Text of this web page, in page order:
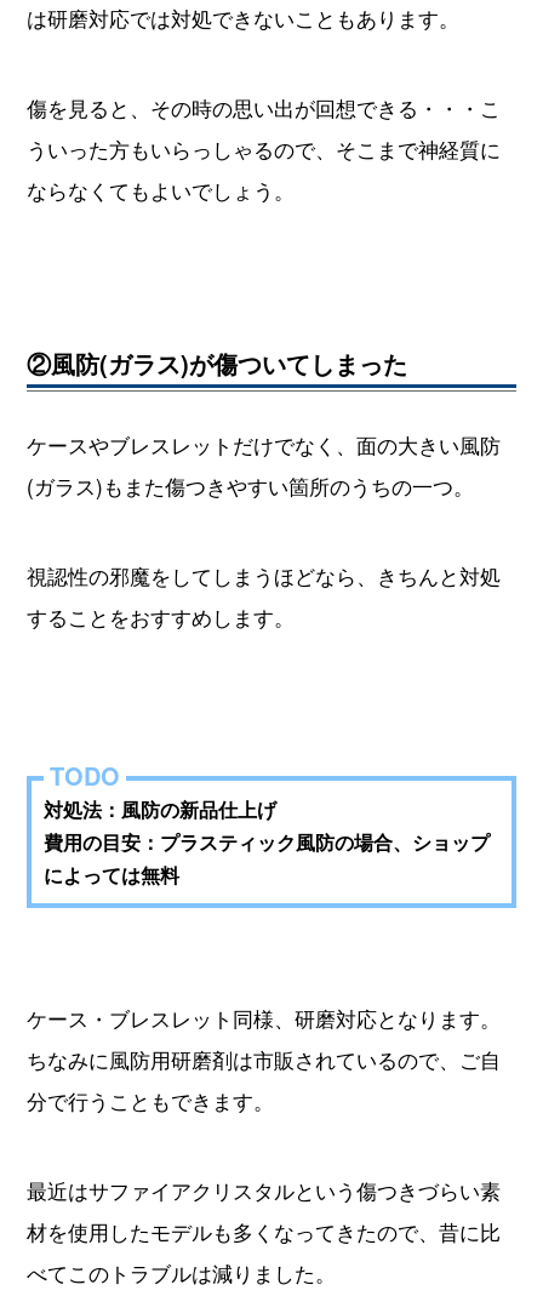
は研磨対応では対処できないこともあります。
傷を見ると、その時の思い出が回想できる・・・こ
ういった方もいらっしゃるので、そこまで神経質に
ならなくてもよいでしょう。
②風防(ガラス)が傷ついてしまった
ケースやブレスレットだけでなく、面の大きい風防
(ガラス)もまた傷つきやすい箇所のうちの一つ。
視認性の邪魔をしてしまうほどなら、きちんと対処
することをおすすめします。
対処法：風防の新品仕上げ
費用の目安：プラスティック風防の場合、ショップ
によっては無料
ケース・ブレスレット同様、研磨対応となります。
ちなみに風防用研磨剤は市販されているので、ご自
分で行うこともできます。
最近はサファイアクリスタルという傷つきづらい素
材を使用したモデルも多くなってきたので、昔に比
べてこのトラブルは減りました。